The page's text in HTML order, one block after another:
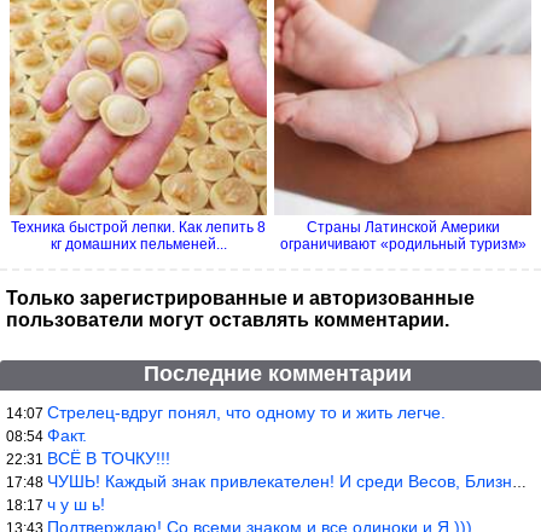
Техника быстрой лепки. Как лепить 8
кг домашних пельменей...
Страны Латинской Америки
ограничивают «родильный туризм»
Только зарегистрированные и авторизованные
пользователи могут оставлять комментарии.
Последние комментарии
14:07 Стрелец-вдруг понял, что одному то и жить легче.
08:54 Факт.
22:31 ВСЁ В ТОЧКУ!!!
17:48 ЧУШЬ! Каждый знак привлекателен! И среди Весов, Близнецов встреч
18:17 ч у ш ь!
13:43 Подтверждаю! Со всеми знаком и все одиноки и Я )))